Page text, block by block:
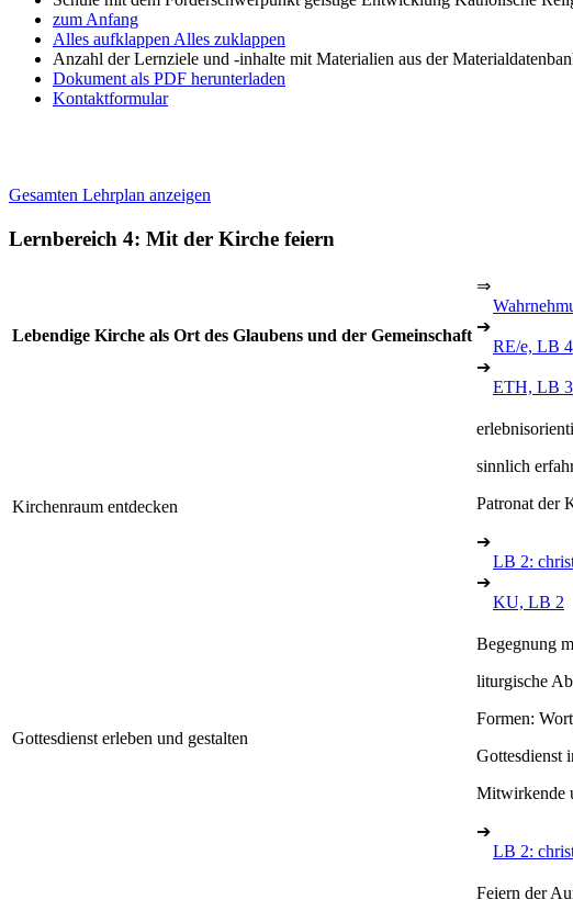
zum Anfang
Alles aufklappen Alles zuklappen
Anzahl der Lernziele und -inhalte mit Materialien aus der
Dokument als PDF herunterladen
Kontaktformular
Gesamten Lehrplan anzeigen
Lernbereich 4: Mit der Kirche feiern
Lebendige Kirche als Ort des Glaubens und der Gemeinschaft
⇒
➔
RE/e, LB 4
➔
ETH, LB 3
Kirchenraum entdecken
sinnlich
Patronat der
➔
LB 2:
➔
KU, LB 2
Gottesdienst erleben und gestalten
Begegnung
liturgische
Formen:
Gottesdienst
Mitwirkende
➔
LB 2:
Feiern der